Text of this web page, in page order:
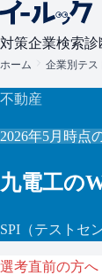
対策企業検索診
ホーム 企業別テス
不動産
2026年5月 時点
九電工の
SPI （テストセ
選考直前の方へ